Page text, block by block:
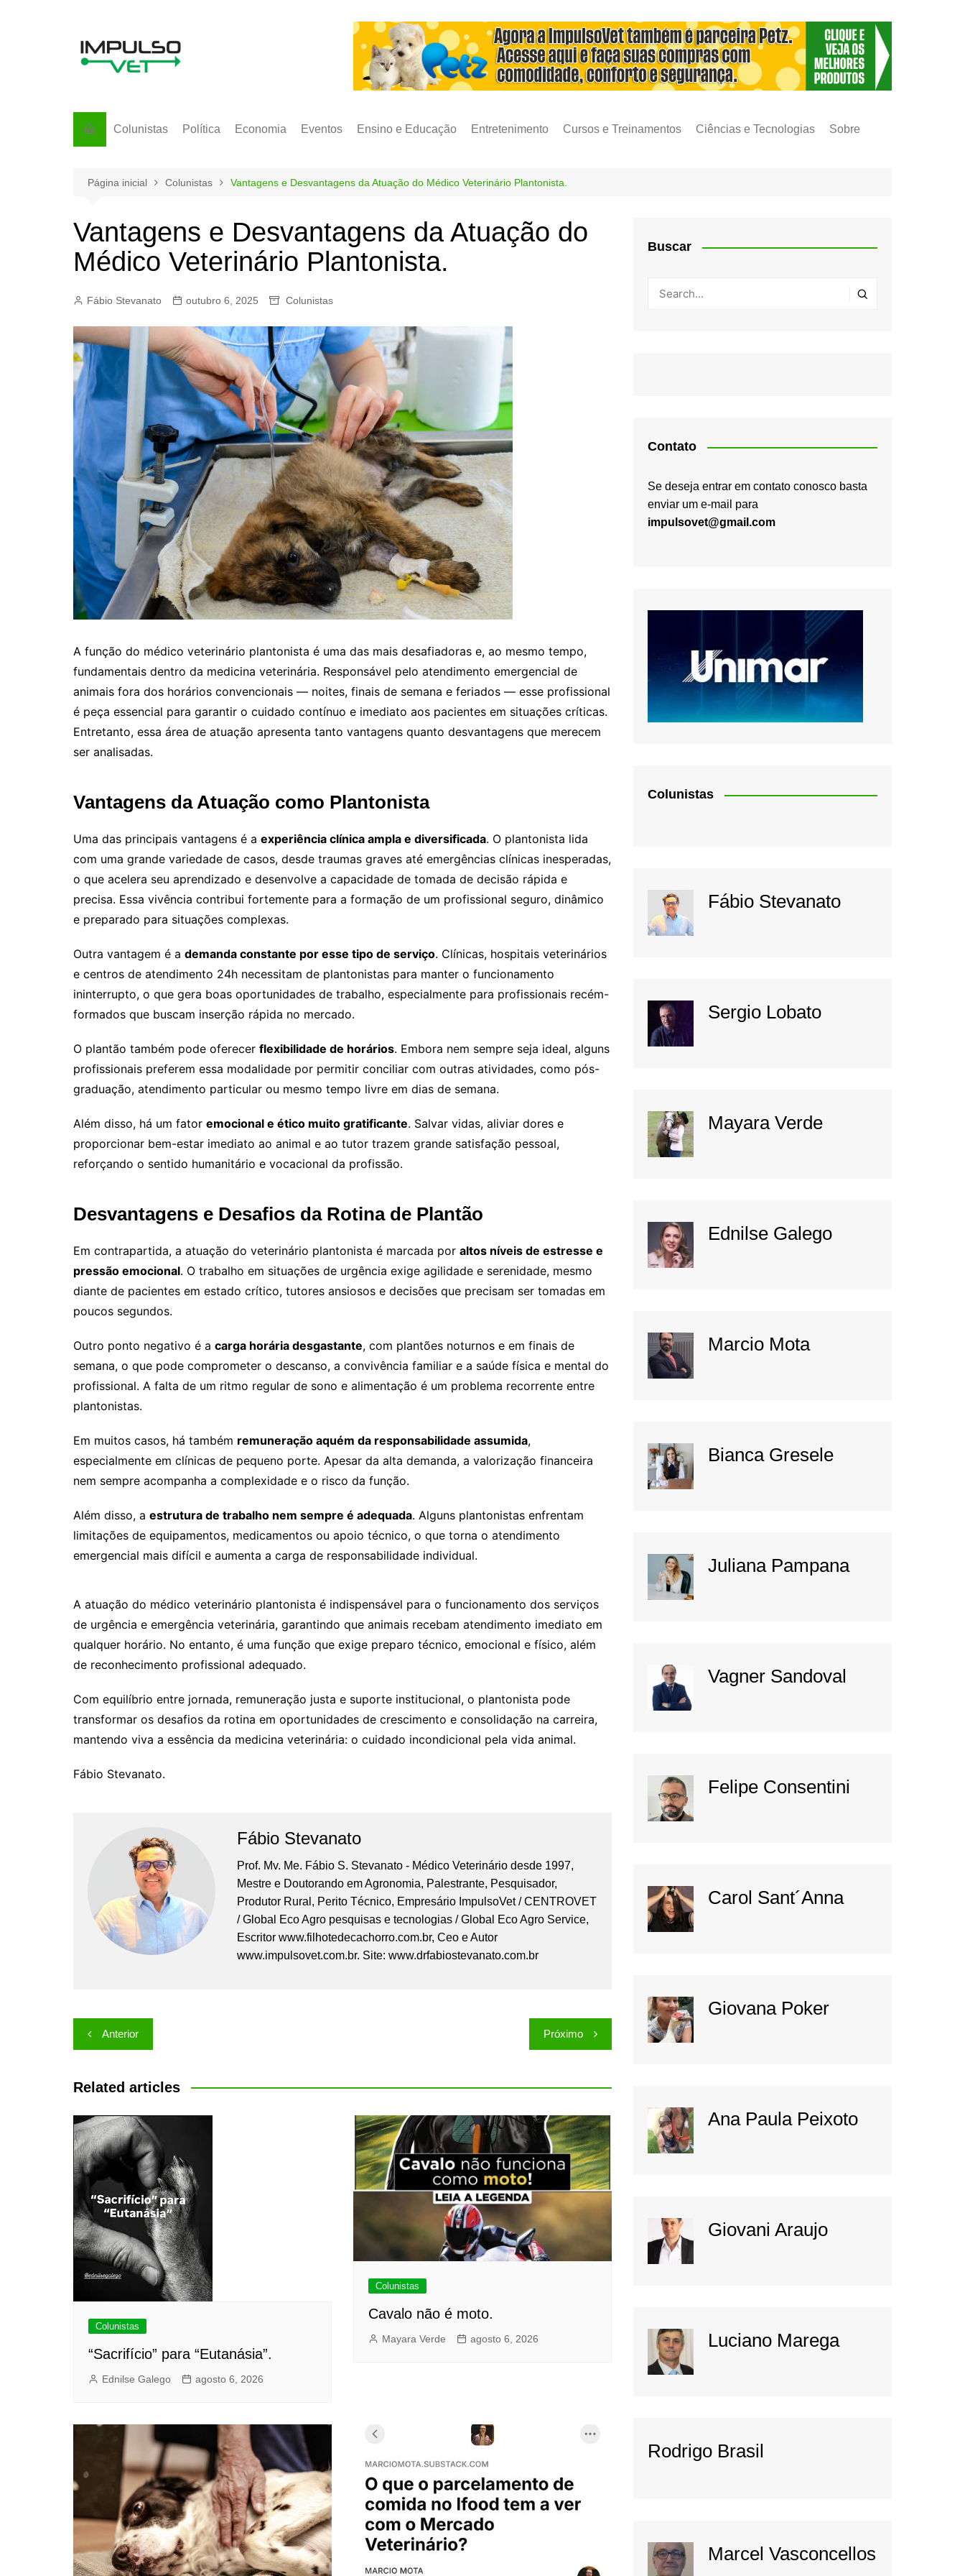
Colunistas Política Economia Eventos Ensino e Educação Entretenimento Cursos e Treinamentos Ciências e Tecnologias Sobre
Página inicial Colunistas Vantagens e Desvantagens da Atuação do Médico Veterinário Plantonista.
Vantagens e Desvantagens da Atuação do
Médico Veterinário Plantonista.
Fábio Stevanato outubro 6, 2025 Colunistas
A função do médico veterinário plantonista é uma das mais desafiadoras e, ao mesmo tempo,
fundamentais dentro da medicina veterinária. Responsável pelo atendimento emergencial de
animais fora dos horários convencionais — noites, finais de semana e feriados — esse profissional
é peça essencial para garantir o cuidado contínuo e imediato aos pacientes em situações críticas.
Entretanto, essa área de atuação apresenta tanto vantagens quanto desvantagens que merecem
ser analisadas.
Vantagens da Atuação como Plantonista
Uma das principais vantagens é a experiência clínica ampla e diversificada. O plantonista lida
com uma grande variedade de casos, desde traumas graves até emergências clínicas inesperadas,
o que acelera seu aprendizado e desenvolve a capacidade de tomada de decisão rápida e
precisa. Essa vivência contribui fortemente para a formação de um profissional seguro, dinâmico
e preparado para situações complexas.
Outra vantagem é a demanda constante por esse tipo de serviço. Clínicas, hospitais veterinários
e centros de atendimento 24h necessitam de plantonistas para manter o funcionamento
ininterrupto, o que gera boas oportunidades de trabalho, especialmente para profissionais recém-
formados que buscam inserção rápida no mercado.
O plantão também pode oferecer flexibilidade de horários. Embora nem sempre seja ideal, alguns
profissionais preferem essa modalidade por permitir conciliar com outras atividades, como pós-
graduação, atendimento particular ou mesmo tempo livre em dias de semana.
Além disso, há um fator emocional e ético muito gratificante. Salvar vidas, aliviar dores e
proporcionar bem-estar imediato ao animal e ao tutor trazem grande satisfação pessoal,
reforçando o sentido humanitário e vocacional da profissão.
Desvantagens e Desafios da Rotina de Plantão
Em contrapartida, a atuação do veterinário plantonista é marcada por altos níveis de estresse e
pressão emocional. O trabalho em situações de urgência exige agilidade e serenidade, mesmo
diante de pacientes em estado crítico, tutores ansiosos e decisões que precisam ser tomadas em
poucos segundos.
Outro ponto negativo é a carga horária desgastante, com plantões noturnos e em finais de
semana, o que pode comprometer o descanso, a convivência familiar e a saúde física e mental do
profissional. A falta de um ritmo regular de sono e alimentação é um problema recorrente entre
plantonistas.
Em muitos casos, há também remuneração aquém da responsabilidade assumida,
especialmente em clínicas de pequeno porte. Apesar da alta demanda, a valorização financeira
nem sempre acompanha a complexidade e o risco da função.
Além disso, a estrutura de trabalho nem sempre é adequada. Alguns plantonistas enfrentam
limitações de equipamentos, medicamentos ou apoio técnico, o que torna o atendimento
emergencial mais difícil e aumenta a carga de responsabilidade individual.
A atuação do médico veterinário plantonista é indispensável para o funcionamento dos serviços
de urgência e emergência veterinária, garantindo que animais recebam atendimento imediato em
qualquer horário. No entanto, é uma função que exige preparo técnico, emocional e físico, além
de reconhecimento profissional adequado.
Com equilíbrio entre jornada, remuneração justa e suporte institucional, o plantonista pode
transformar os desafios da rotina em oportunidades de crescimento e consolidação na carreira,
mantendo viva a essência da medicina veterinária: o cuidado incondicional pela vida animal.
Fábio Stevanato.
Fábio Stevanato
Prof. Mv. Me. Fábio S. Stevanato - Médico Veterinário desde 1997,
Mestre e Doutorando em Agronomia, Palestrante, Pesquisador,
Produtor Rural, Perito Técnico, Empresário ImpulsoVet / CENTROVET
/ Global Eco Agro pesquisas e tecnologias / Global Eco Agro Service,
Escritor www.filhotedecachorro.com.br, Ceo e Autor
www.impulsovet.com.br. Site: www.drfabiostevanato.com.br
Navegação
de
Post
Anterior Próximo
Related articles
Colunistas
“Sacrifício” para “Eutanásia”.
Ednilse Galego agosto 6, 2026
Colunistas
Cavalo não é moto.
Mayara Verde agosto 6, 2026
Buscar
Contato
Se deseja entrar em contato conosco basta
enviar um e-mail para
impulsovet@gmail.com
Colunistas
Fábio Stevanato
Sergio Lobato
Mayara Verde
Ednilse Galego
Marcio Mota
Bianca Gresele
Juliana Pampana
Vagner Sandoval
Felipe Consentini
Carol Sant´Anna
Giovana Poker
Ana Paula Peixoto
Giovani Araujo
Luciano Marega
Rodrigo Brasil
Marcel Vasconcellos